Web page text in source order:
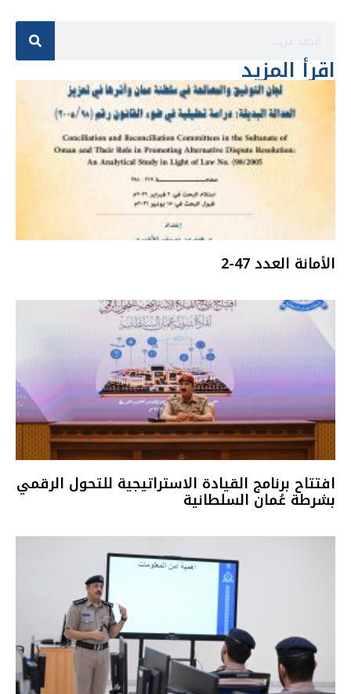
اقرأ المزيد
الأمانة العدد 47-2
افتتاح برنامج القيادة الاستراتيجية للتحول الرقمي
بشرطة عُمان السلطانية